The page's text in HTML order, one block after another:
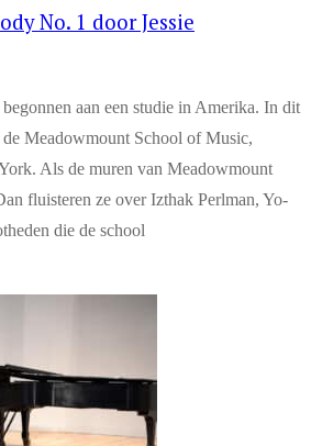
No. 1 door Jessie
aan een studie in Amerika. In dit
Meadowmount School of Music,
Als de muren van Meadowmount
fluisteren ze over Izthak Perlman, Yo-
die de school